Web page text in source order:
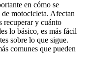
en cómo se
de motocicleta. Afectan
recuperar y cuánto
lo básico, es más fácil
sobre lo que sigue.
comunes que pueden